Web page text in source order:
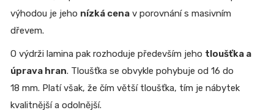
výhodou je jeho nízká cena v porovnání s masivním
dřevem.
O výdrži lamina pak rozhoduje především jeho tloušťka a
úprava hran. Tloušťka se obvykle pohybuje od 16 do
18 mm. Platí však, že čím větší tloušťka, tím je nábytek
kvalitnější a odolnější.